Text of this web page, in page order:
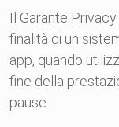
Il Garante
finalità di un
app, quando
fine della
pause.